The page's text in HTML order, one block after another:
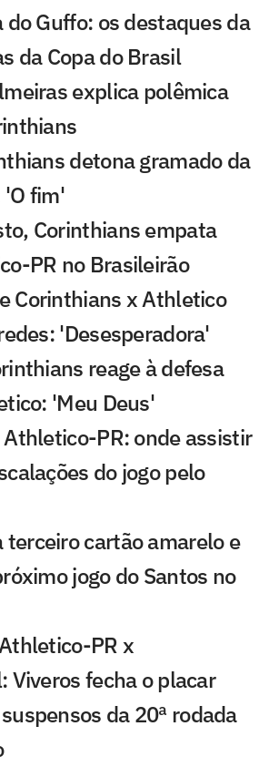
Guffo: os destaques da
da Copa do Brasil
explica polêmica
detona gramado da
'O fim'
Corinthians empata
PR no Brasileirão
Corinthians x Athletico
'Desesperadora'
reage à defesa
'Meu Deus'
PR: onde assistir
do jogo pelo
terceiro cartão amarelo e
jogo do Santos no
PR x
Viveros fecha o placar
da 20ª rodada